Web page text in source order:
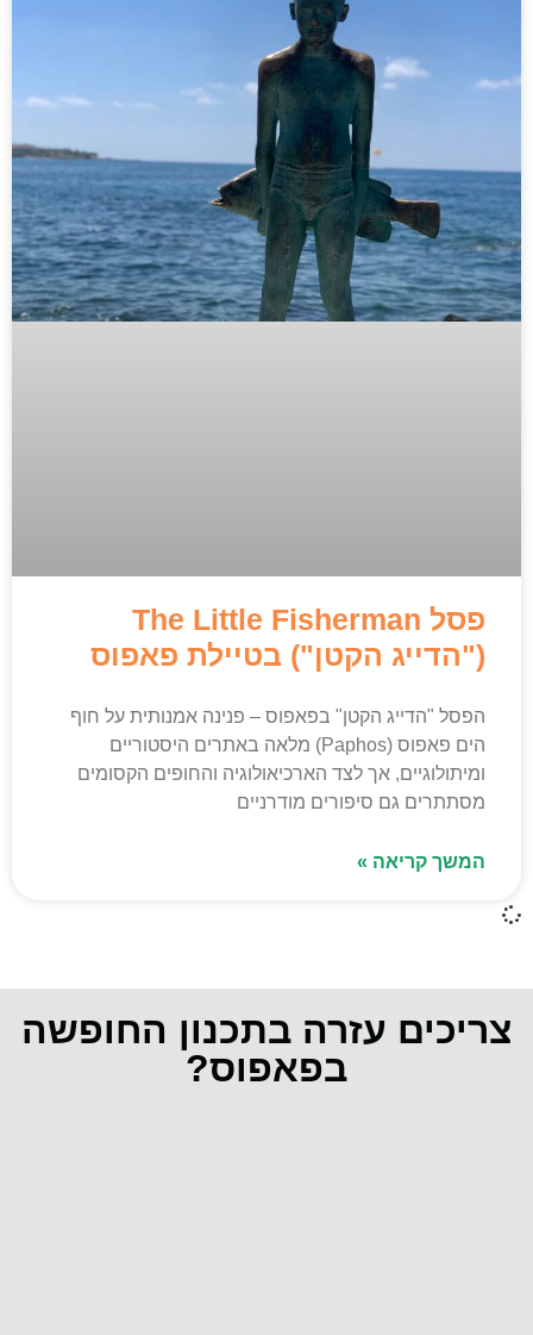
פסל The Little Fisherman
("הדייג הקטן") בטיילת פאפוס
הפסל "הדייג הקטן" בפאפוס – פנינה אמנותית על חוף
הים פאפוס (Paphos) מלאה באתרים היסטוריים
ומיתולוגיים, אך לצד הארכיאולוגיה והחופים הקסומים
מסתתרים גם סיפורים מודרניים
המשך קריאה »
צריכים עזרה בתכנון החופשה
בפאפוס?